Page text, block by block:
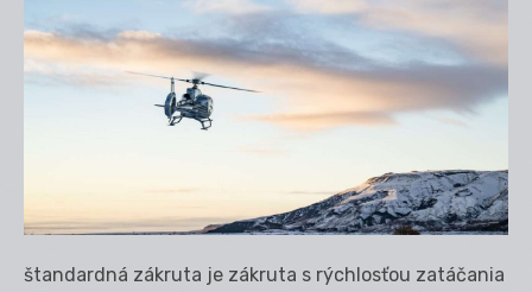
štandardná zákruta je zákruta s rýchlosťou zatáčania